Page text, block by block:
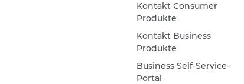
Kontakt Consumer
Produkte
Kontakt Business
Produkte
Business Self-Service-
Portal